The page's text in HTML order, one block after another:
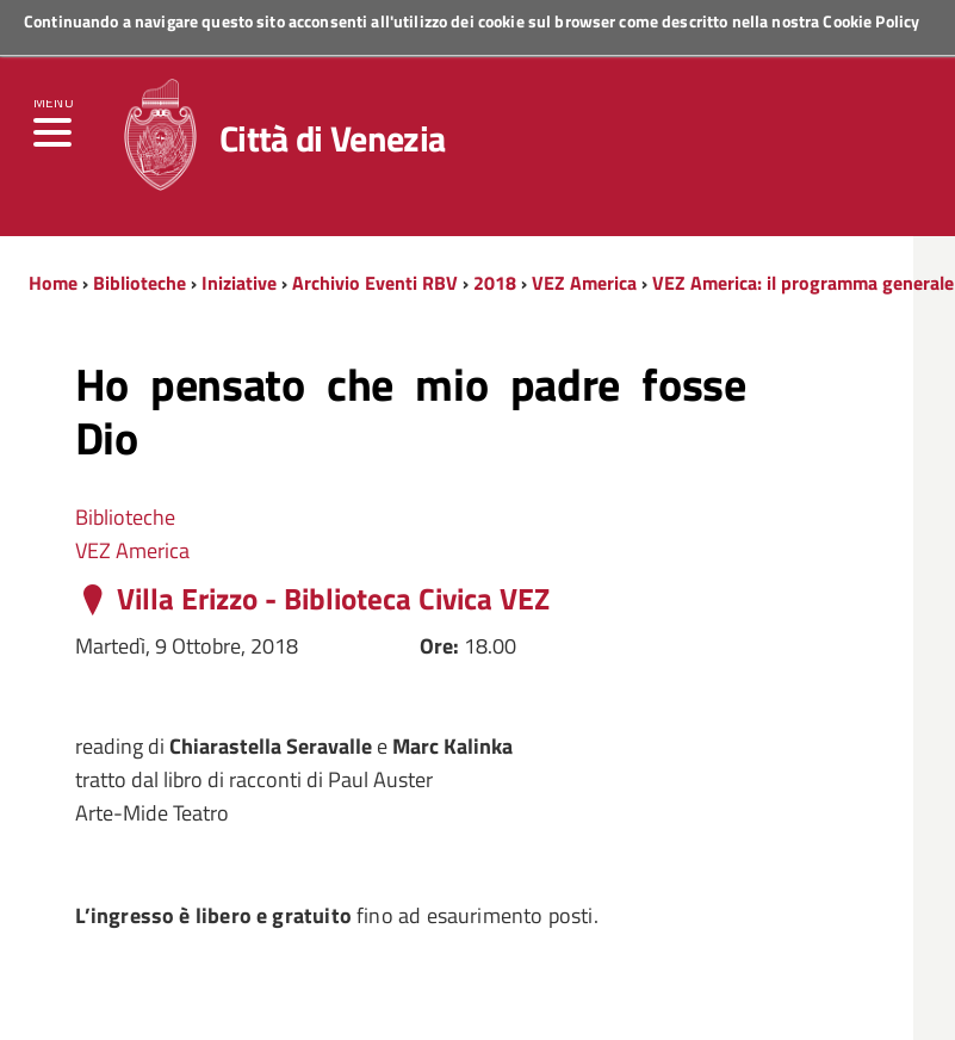
Continuando a navigare questo sito acconsenti all'utilizzo dei cookie sul browser come descritto nella nostraCookie Policy
MENU
Regione Veneto
Città di Venezia
Home› Biblioteche› Iniziative›Archivio Eventi RBV› 2018›VEZ America›VEZ America: il programma generale
Ho pensato che mio padre fosse
Dio
Biblioteche
VEZ America
Villa Erizzo - Biblioteca Civica VEZ
Martedì, 9 Ottobre, 2018 Ore: 18.00
reading diChiarastella SeravalleeMarc Kalinka
tratto dal libro di racconti di Paul Auster
Arte-Mide Teatro
L’ingresso è libero e gratuitofino ad esaurimento posti.